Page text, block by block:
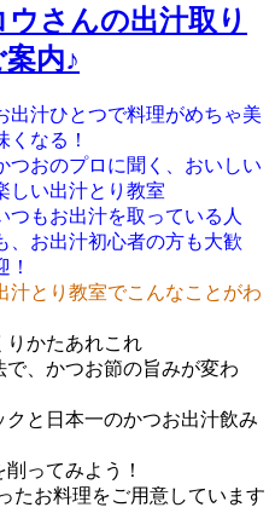
さんの出汁取り
内♪
出汁ひとつで料理がめちゃ美
くなる！
つおのプロに聞く、おいしい
しい出汁とり教室
つもお出汁を取っている人
、お出汁初心者の方も大歓
！
汁とり教室でこんなことがわ
かたあれこれ
、かつお節の旨みが変わ
と日本一のかつお出汁飲み
ってみよう！
たお料理をご用意しています